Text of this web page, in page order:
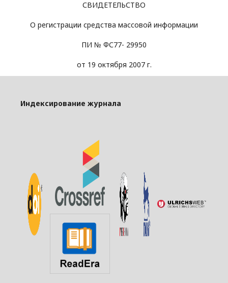
СВИДЕТЕЛЬСТВО
О регистрации средства массовой информации
ПИ № ФС77- 29950
от 19 октября 2007 г.
Индексирование журнала